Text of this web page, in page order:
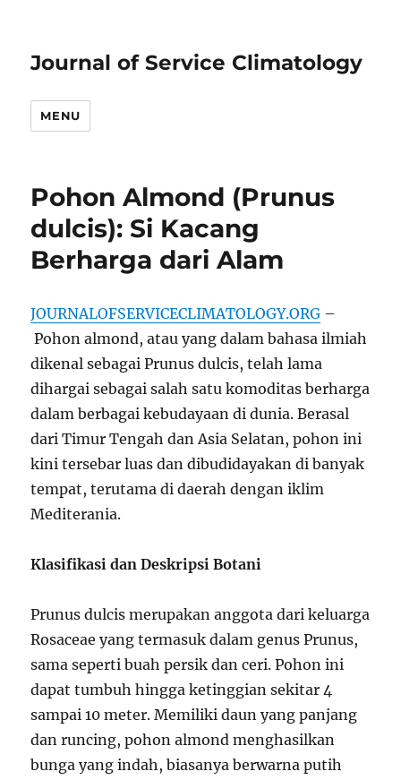
Journal of Service Climatology
MENU
Pohon Almond (Prunus
dulcis): Si Kacang
Berharga dari Alam
JOURNALOFSERVICECLIMATOLOGY.ORG –
Pohon almond, atau yang dalam bahasa ilmiah
dikenal sebagai Prunus dulcis, telah lama
dihargai sebagai salah satu komoditas berharga
dalam berbagai kebudayaan di dunia. Berasal
dari Timur Tengah dan Asia Selatan, pohon ini
kini tersebar luas dan dibudidayakan di banyak
tempat, terutama di daerah dengan iklim
Mediterania.
Klasifikasi dan Deskripsi Botani
Prunus dulcis merupakan anggota dari keluarga
Rosaceae yang termasuk dalam genus Prunus,
sama seperti buah persik dan ceri. Pohon ini
dapat tumbuh hingga ketinggian sekitar 4
sampai 10 meter. Memiliki daun yang panjang
dan runcing, pohon almond menghasilkan
bunga yang indah, biasanya berwarna putih